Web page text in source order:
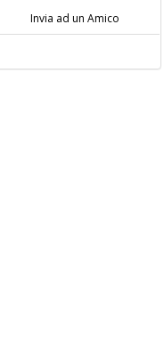
Invia ad un Amico